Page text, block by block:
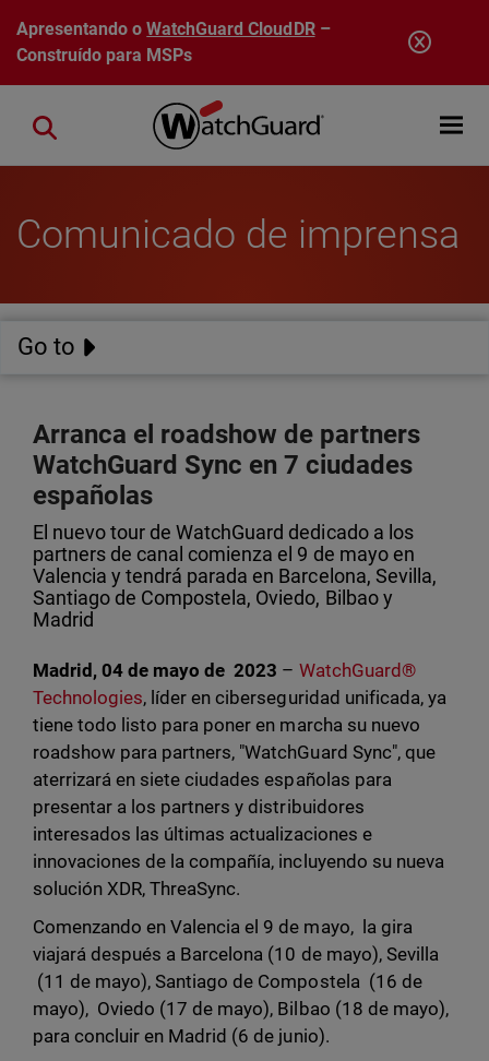
Pular para o conteúdo principal
Apresentando oWatchGuard CloudDR–
Construído para MSPs
Open
Close search
Comunicado de imprensa
Go to
Arranca el roadshow de partners
WatchGuard Sync en 7 ciudades
españolas
El nuevo tour de WatchGuard dedicado a los
partners de canal comienza el 9 de mayo en
Valencia y tendrá parada en Barcelona, Sevilla,
Santiago de Compostela, Oviedo, Bilbao y
Madrid
Madrid, 04 de mayo de 2023 – WatchGuard®
Technologies, líder en ciberseguridad unificada, ya
tiene todo listo para poner en marcha su nuevo
roadshow para partners, "WatchGuard Sync", que
aterrizará en siete ciudades españolas para
presentar a los partners y distribuidores
interesados las últimas actualizaciones e
innovaciones de la compañía, incluyendo su nueva
solución XDR, ThreaSync.
Comenzando en Valencia el 9 de mayo, la gira
viajará después a Barcelona (10 de mayo), Sevilla
(11 de mayo), Santiago de Compostela (16 de
mayo), Oviedo (17 de mayo), Bilbao (18 de mayo),
para concluir en Madrid (6 de junio).